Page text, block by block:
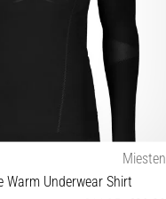
Miesten
Warm Underwear Shirt